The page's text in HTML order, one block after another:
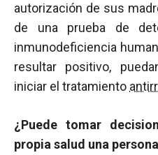
autorización de sus
de una prueba de
inmunodeficiencia
resultar positivo,
iniciar el tratamiento
¿Puede tomar
propia salud una